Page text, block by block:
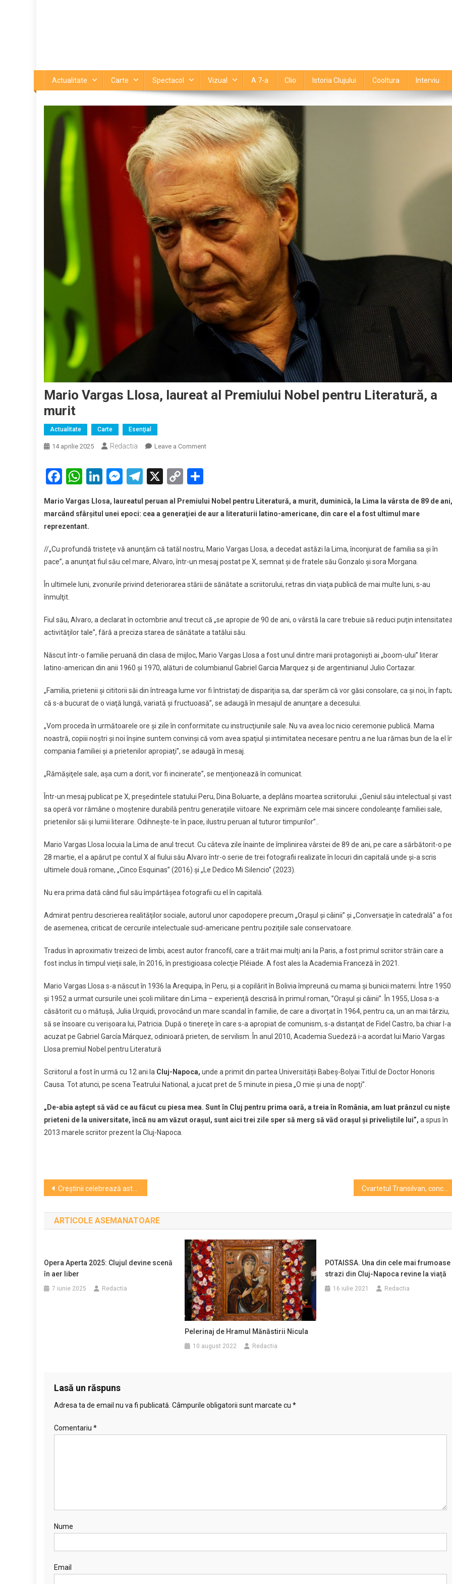
Actualitate Carte Spectacol Vizual A 7-a Clio Istoria Clujului Cooltura Interviu
Mario Vargas Llosa, laureat al Premiului Nobel pentru Literatură, a
murit
Actualitate Carte Esenţial
14 aprilie 2025 Redactia Leave a Commenton
al
Premiului
Literatură,
a
Facebook
WhatsApp
LinkedIn
Messenger
Telegram
X
Copy
Mario Vargas Llosa, laureatul peruan al Premiului Nobel pentru Literatură, a murit, duminică, la Lima la vârsta de 89 de ani,
marcând sfârşitul unei epoci: cea a generaţiei de aur a literaturii latino-americane, din care el a fost ultimul mare
reprezentant.
//„Cu profundă tristeţe vă anunţăm că tatăl nostru, Mario Vargas Llosa, a decedat astăzi la Lima, înconjurat de familia sa şi în
pace”, a anunţat fiul său cel mare, Alvaro, într-un mesaj postat pe X, semnat şi de fratele său Gonzalo şi sora Morgana.
În ultimele luni, zvonurile privind deteriorarea stării de sănătate a scriitorului, retras din viaţa publică de mai multe luni, s-au
înmulţit.
Fiul său, Alvaro, a declarat în octombrie anul trecut că „se apropie de 90 de ani, o vârstă la care trebuie să reduci puţin
activităţilor tale”, fără a preciza starea de sănătate a tatălui său.
Născut într-o familie peruană din clasa de mijloc, Mario Vargas Llosa a fost unul dintre marii protagonişti ai „boom-ului” literar
latino-american din anii 1960 şi 1970, alături de columbianul Gabriel Garcia Marquez şi de argentinianul Julio Cortazar.
„Familia, prietenii şi cititorii săi din întreaga lume vor fi întristaţi de dispariţia sa, dar sperăm că vor găsi consolare, ca şi noi, în
că s-a bucurat de o viaţă lungă, variată şi fructuoasă”, se adaugă în mesajul de anunţare a decesului.
„Vom proceda în următoarele ore şi zile în conformitate cu instrucţiunile sale. Nu va avea loc nicio ceremonie publică. Mama
noastră, copiii noştri şi noi înşine suntem convinşi că vom avea spaţiul şi intimitatea necesare pentru a ne lua rămas bun de la el
compania familiei şi a prietenilor apropiaţi”, se adaugă în mesaj.
„Rămăşiţele sale, aşa cum a dorit, vor fi incinerate”, se menţionează în comunicat.
Într-un mesaj publicat pe X, preşedintele statului Peru, Dina Boluarte, a deplâns moartea scriitorului. „Geniul său intelectual şi
sa operă vor rămâne o moştenire durabilă pentru generaţiile viitoare. Ne exprimăm cele mai sincere condoleanţe familiei sale,
prietenilor săi şi lumii literare. Odihneşte-te în pace, ilustru peruan al tuturor timpurilor”..
Mario Vargas Llosa locuia la Lima de anul trecut. Cu câteva zile înainte de împlinirea vârstei de 89 de ani, pe care a sărbătorit-o pe
28 martie, el a apărut pe contul X al fiului său Alvaro într-o serie de trei fotografii realizate în locuri din capitală unde şi-a scris
ultimele două romane, „Cinco Esquinas” (2016) şi „Le Dedico Mi Silencio” (2023).
Nu era prima dată când fiul său împărtăşea fotografii cu el în capitală.
Admirat pentru descrierea realităţilor sociale, autorul unor capodopere precum „Oraşul şi câinii” şi „Conversaţie în catedrală” a
de asemenea, criticat de cercurile intelectuale sud-americane pentru poziţiile sale conservatoare.
Tradus în aproximativ treizeci de limbi, acest autor francofil, care a trăit mai mulţi ani la Paris, a fost primul scriitor străin care a
fost inclus în timpul vieţii sale, în 2016, în prestigioasa colecţie Pléiade. A fost ales la Academia Franceză în 2021.
Mario Vargas Llosa s-a născut în 1936 la Arequipa, în Peru, şi a copilărit în Bolivia împreună cu mama şi bunicii materni. Între 1950
şi 1952 a urmat cursurile unei şcoli militare din Lima – experienţă descrisă în primul roman, ”Oraşul şi câinii”. În 1955, Llosa s-a
căsătorit cu o mătuşă, Julia Urquidi, provocând un mare scandal în familie, de care a divorţat în 1964, pentru ca, un an mai târziu,
să se însoare cu verişoara lui, Patricia. După o tinereţe în care s-a apropiat de comunism, s-a distanţat de Fidel Castro, ba chiar l-a
acuzat pe Gabriel García Márquez, odinioară prieten, de servilism. În anul 2010, Academia Suedeză i-a acordat lui Mario Vargas
Llosa premiul Nobel pentru Literatură
Scriitorul a fost în urmă cu 12 ani la Cluj-Napoca, unde a primit din partea Universității Babeș-Bolyai Titlul de Doctor Honoris
Causa. Tot atunci, pe scena Teatrului National, a jucat pret de 5 minute in piesa „O mie şi una de nopţi”.
„De-abia aştept să văd ce au făcut cu piesa mea. Sunt în Cluj pentru prima oară, a treia în România, am luat prânzul cu nişte
prieteni de la universitate, încă nu am văzut oraşul, sunt aici trei zile sper să merg să văd oraşul şi priveliştile lui”, a spus în
2013 marele scriitor prezent la Cluj-Napoca.
Navigare
în
articole
Creştinii celebrează astăzi Floriile, care deschid perioada sărbătorilor de Paşte
ARTICOLE ASEMANATOARE
Opera Aperta 2025: Clujul devine scenă
în aer liber
7 iunie 2025 Redactia
Pelerinaj de Hramul Mănăstirii Nicula
10 august 2022 Redactia
POTAISSA. Una din cele mai frumoase
strazi din Cluj-Napoca revine la viață
16 iulie 2021 Redactia
Lasă un răspuns
Adresa ta de email nu va fi publicată. Câmpurile obligatorii sunt marcate cu *
Comentariu *
Nume
Email